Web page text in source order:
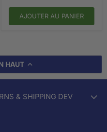
AJOUTER AU PANIER
HAUT
& SHIPPING DEV